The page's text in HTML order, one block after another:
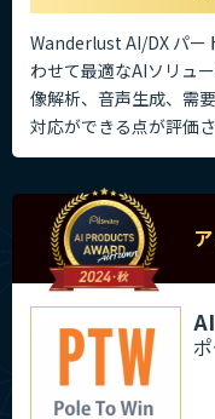
Wanderlust AI/DX パー
わせて最適なAIソリュ
像解析、音声生成、需
対応ができる点が評価